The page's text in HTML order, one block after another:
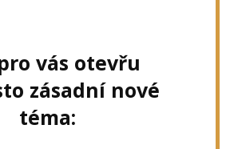
vás otevřu
zásadní nové
téma: